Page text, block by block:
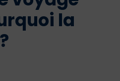
la